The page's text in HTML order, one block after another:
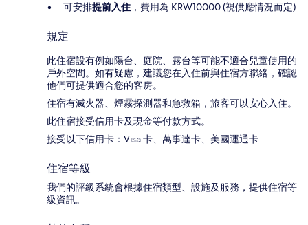
可安排提前入住 ，費用為 KRW10000 (視供應情況而定)
規定
此住宿設有例如陽台、庭院、露台等可能不適合兒童使用的
戶外空間。如有疑慮，建議您在入住前與住宿方聯絡，確認
他們可提供適合您的客房。
住宿有滅火器、煙霧探測器和急救箱，旅客可以安心入住。
此住宿接受信用卡及現金等付款方式。
接受以下信用卡：Visa 卡、萬事達卡、美國運通卡
住宿等級
我們的評級系統會根據住宿類型、設施及服務，提供住宿等
級資訊。